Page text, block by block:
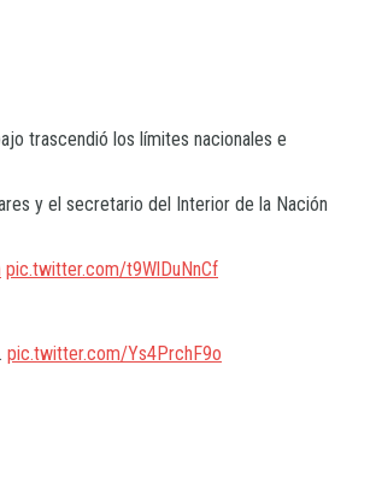
trascendió los límites nacionales e
y el secretario del Interior de la Nación
pic.twitter.com/t9WlDuNnCf
pic.twitter.com/Ys4PrchF9o